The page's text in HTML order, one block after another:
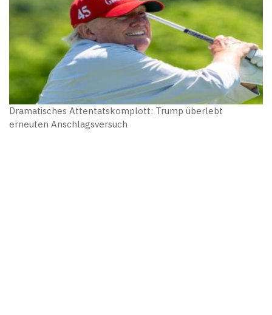
Dramatisches Attentatskomplott: Trump überlebt
erneuten Anschlagsversuch